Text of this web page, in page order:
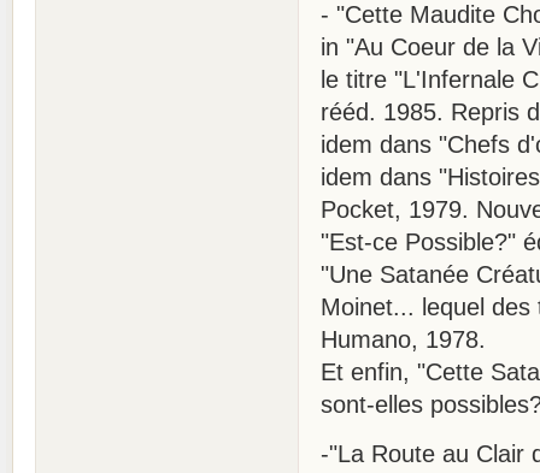
- "Cette Maudite
in "Au Coeur de la
le titre "L'Infernale
rééd. 1985. Repris
idem dans "Chefs
idem dans
Pocket, 1979.
"Est-ce Possible?"
"Une Satanée
Moinet... lequel
Humano, 1978.
Et enfin, "Cette
sont-elles
-"La Route au Clair